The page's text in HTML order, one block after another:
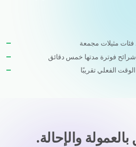
فئات مثيلات مجمعة
شرائح فوترة مدتها خمس دقائق
الفعلي تقريبًا
والإحالة.